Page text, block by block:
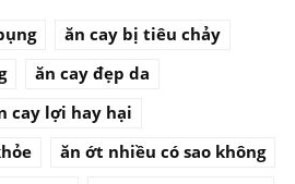
ăn cay bị tiêu chảy
ăn cay đẹp da
cay lợi hay hại
ăn ớt nhiều có sao không